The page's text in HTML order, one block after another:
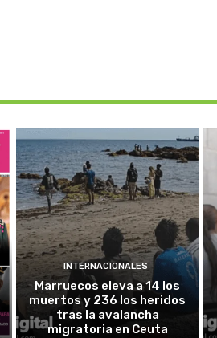
INTERNACIONALES
Marruecos eleva a 14 los
muertos y 236 los heridos
tras la avalancha
migratoria en Ceuta